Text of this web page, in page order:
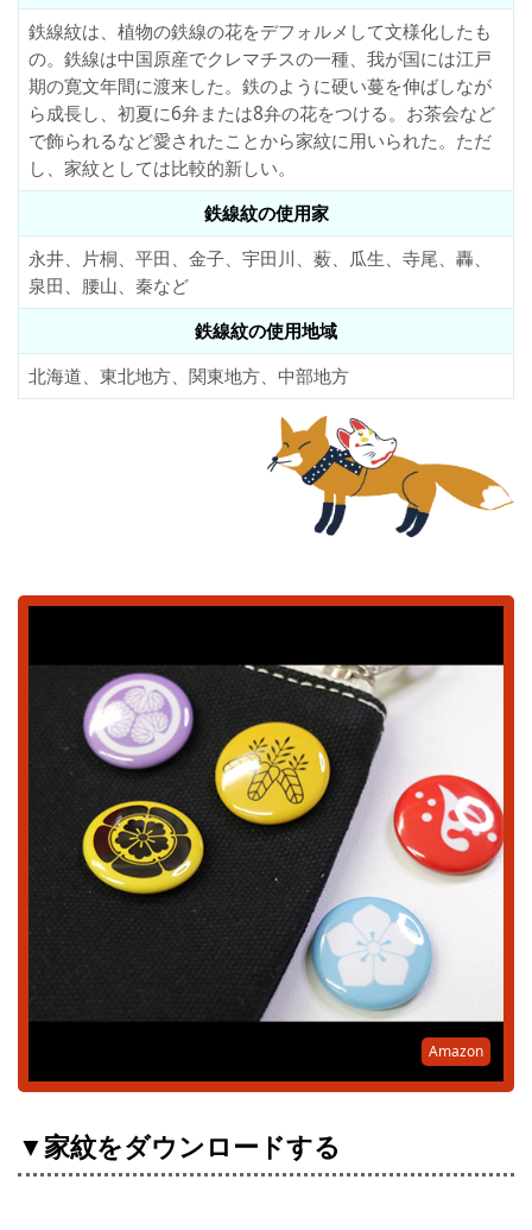
鉄線紋は、植物の鉄線の花をデフォルメして文様化したも
の。鉄線は中国原産でクレマチスの一種、我が国には江戸
期の寛文年間に渡来した。鉄のように硬い蔓を伸ばしなが
ら成長し、初夏に6弁または8弁の花をつける。お茶会など
で飾られるなど愛されたことから家紋に用いられた。ただ
し、家紋としては比較的新しい。
鉄線紋の使用家
永井、片桐、平田、金子、宇田川、薮、瓜生、寺尾、轟、
泉田、腰山、秦など
鉄線紋の使用地域
北海道、東北地方、関東地方、中部地方
Amazon
▼家紋をダウンロードする